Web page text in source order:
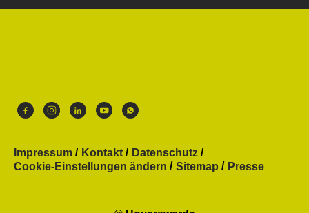
Impressum Kontakt
Datenschutz
Cookie-Einstellungen ändern
Sitemap Presse